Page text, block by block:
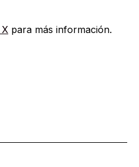
X para más información.